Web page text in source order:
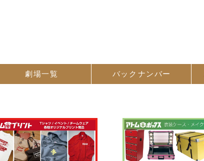
劇場一覧 バック ナンバー